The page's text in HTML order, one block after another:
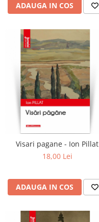
ADAUGA IN COS
Visari pagane - Ion Pillat
18,00 Lei
ADAUGA IN COS